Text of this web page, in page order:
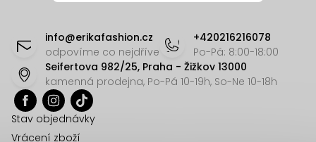
info@erikafashion.cz
odpovíme co nejdříve
+420216216078
Po-Pá: 8:00-18:00
Seifertova 982/25, Praha - Žižkov 13000
kamenná prodejna, Po-Pá 10-19h, So-Ne 10-18h
Stav objednávky
Vrácení zboží